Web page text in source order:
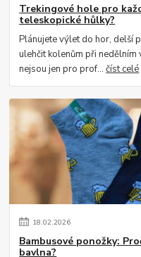
Trekingové hole pro
teleskopické hůlky?
Plánujete výlet do hor, delší
ulehčit kolenům při nedělním
nejsou jen pro prof...číst celé
18.02.2026
Bambusové ponožky:
bavlna?